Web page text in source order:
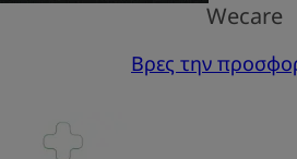
Wecare
Βρες την